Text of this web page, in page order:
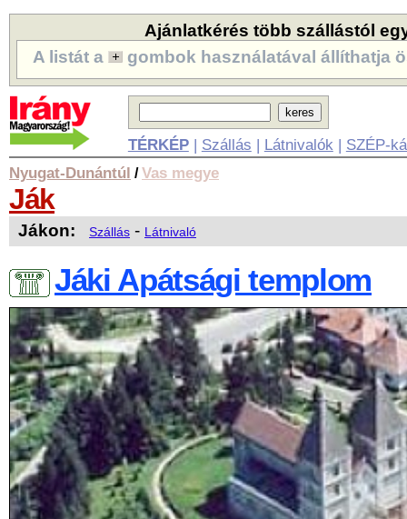
Ajánlatkérés több szállástól
A listát a
gombok használatával állíthatja
TÉRKÉP| Szállás | Látnivalók | SZÉP-
Nyugat-Dunántúl /Vas megye
Ják
Jákon: Szállás - Látnivaló
Jáki Apátsági templom